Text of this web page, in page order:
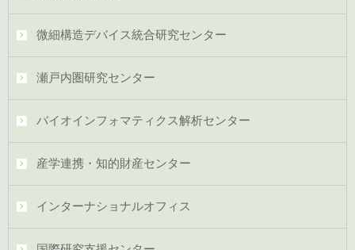
微細構造デバイス統合研究センター
瀬戸内圏研究センター
バイオインフォマティクス解析センター
産学連携・知的財産センター
インターナショナルオフィス